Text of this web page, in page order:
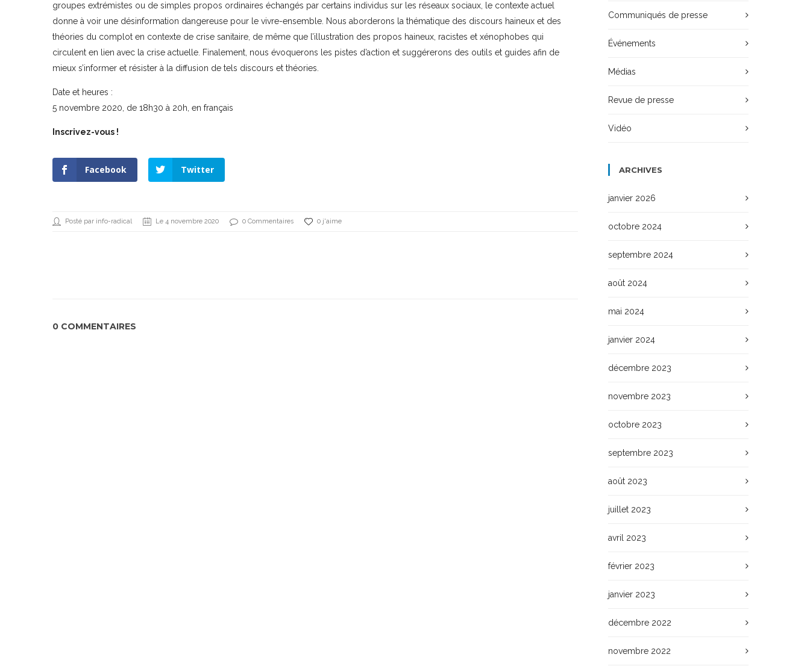
groupes extrémistes ou de simples propos ordinaires échangés par certains individus sur les réseaux sociaux, le contexte actuel
donne à voir une désinformation dangereuse pour le vivre-ensemble. Nous aborderons la thématique des discours haineux et des
théories du complot en contexte de crise sanitaire, de même que l’illustration des propos haineux, racistes et xénophobes qui
circulent en lien avec la crise actuelle. Finalement, nous évoquerons les pistes d’action et suggérerons des outils et guides afin de
mieux s’informer et résister à la diffusion de tels discours et théories.
Date et heures :
5 novembre 2020, de 18h30 à 20h, en français
Inscrivez-vous !
Facebook Twitter
Posté par info-radical Le 4 novembre 2020 0 Commentaires 0 j'aime
0 COMMENTAIRES
Communiqués de presse
Événements
Médias
Revue de presse
Vidéo
ARCHIVES
janvier 2026
octobre 2024
septembre 2024
août 2024
mai 2024
janvier 2024
décembre 2023
novembre 2023
octobre 2023
septembre 2023
août 2023
juillet 2023
avril 2023
février 2023
janvier 2023
décembre 2022
novembre 2022